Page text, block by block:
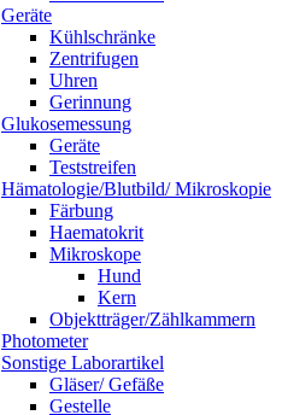
Geräte
Kühlschränke
Zentrifugen
Uhren
Gerinnung
Glukosemessung
Geräte
Teststreifen
Hämatologie/Blutbild/ Mikroskopie
Färbung
Haematokrit
Mikroskope
Hund
Kern
Objektträger/Zählkammern
Photometer
Sonstige Laborartikel
Gläser/ Gefäße
Gestelle